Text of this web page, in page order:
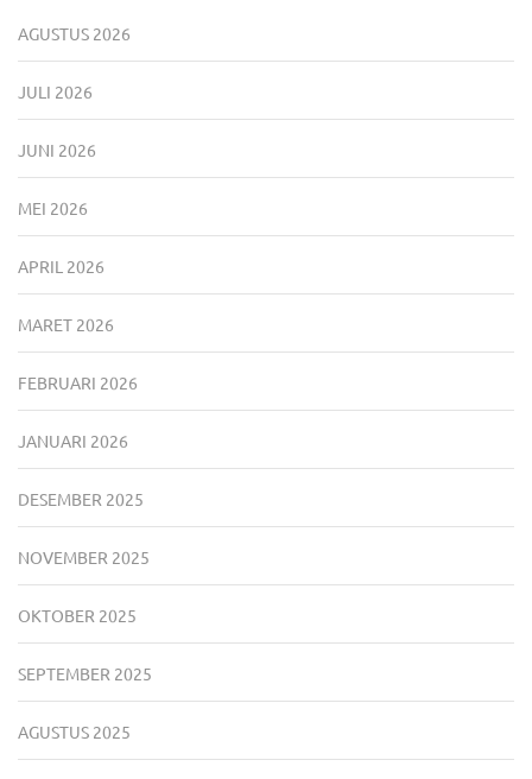
AGUSTUS 2026
JULI 2026
JUNI 2026
MEI 2026
APRIL 2026
MARET 2026
FEBRUARI 2026
JANUARI 2026
DESEMBER 2025
NOVEMBER 2025
OKTOBER 2025
SEPTEMBER 2025
AGUSTUS 2025